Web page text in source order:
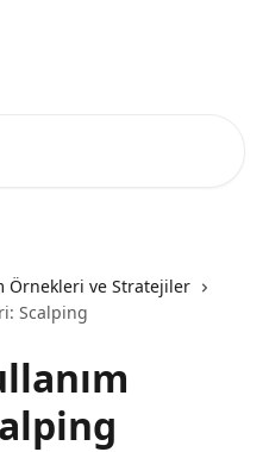
Örnekleri ve Stratejiler
Scalping